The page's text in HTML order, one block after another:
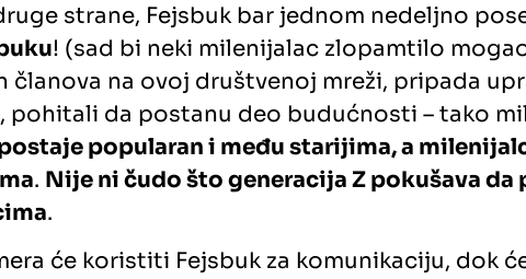
strane, Fejsbuk bar jednom nedeljno
! (sad bi neki milenijalac zlopamtilo
na ovoj društvenoj mreži, pripada
pohitali da postanu deo budućnosti – tako
popularan i među starijima, a
. Nije ni čudo što generacija Z pokušava
.
će koristiti Fejsbuk za komunikaciju, dok